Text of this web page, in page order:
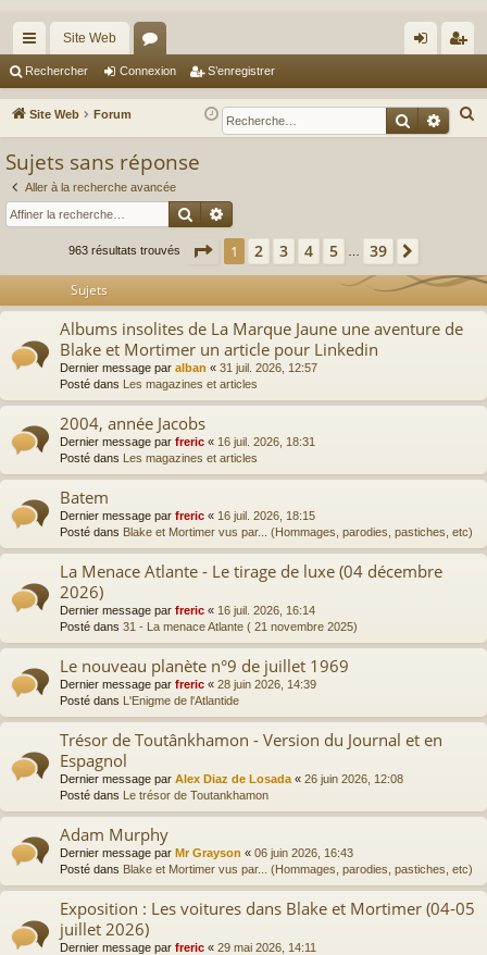
cc
ès
ra
pi
de
Site Web
or
u
m
s
ne
xi
nr
eg
Rechercher Connexion S’enregistrer
Site Web Forum
e
h
e
Sujets sans réponse
Aller à la recherche avancée
Rechercher
963 résultats trouvés Page 1 sur 39
1 2 3 4 5 39
Sujets
Albums insolites de La Marque Jaune une aventure de
Blake et Mortimer un article pour Linkedin
Dernier message par alban « 31 juil. 2026, 12:57
Posté dans Les magazines et articles
2004, année Jacobs
Dernier message par freric « 16 juil. 2026, 18:31
Posté dans Les magazines et articles
Batem
Dernier message par freric « 16 juil. 2026, 18:15
Posté dans Blake et Mortimer vus par... (Hommages, parodies, pastiches, etc)
La Menace Atlante - Le tirage de luxe (04 décembre
2026)
Dernier message par freric « 16 juil. 2026, 16:14
Posté dans 31 - La menace Atlante ( 21 novembre 2025)
Le nouveau planète n°9 de juillet 1969
Dernier message par freric « 28 juin 2026, 14:39
Posté dans L'Enigme de l'Atlantide
Trésor de Toutânkhamon - Version du Journal et en
Espagnol
Dernier message par Alex Diaz de Losada « 26 juin 2026, 12:08
Posté dans Le trésor de Toutankhamon
Adam Murphy
Dernier message par Mr Grayson « 06 juin 2026, 16:43
Posté dans Blake et Mortimer vus par... (Hommages, parodies, pastiches, etc)
Exposition : Les voitures dans Blake et Mortimer (04-05
juillet 2026)
Dernier message par freric « 29 mai 2026, 14:11